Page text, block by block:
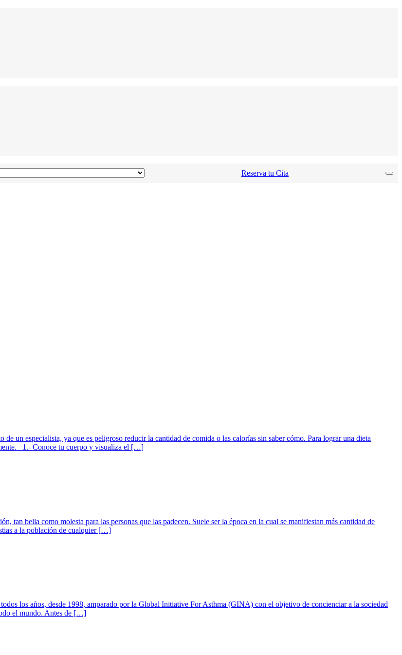
Reserva tu Cita
un especialista, ya que es peligroso reducir la cantidad de comida o las calorías sin saber cómo. Para lograr una dieta
1.- Conoce tu cuerpo y visualiza el […]
tan bella como molesta para las personas que las padecen. Suele ser la época en la cual se manifiestan más cantidad de
a la población de cualquier […]
los años, desde 1998, amparado por la Global Initiative For Asthma (GINA) con el objetivo de concienciar a la sociedad
el mundo. Antes de […]